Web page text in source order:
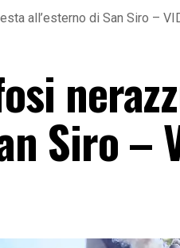
all’esterno di San Siro –
Siro –